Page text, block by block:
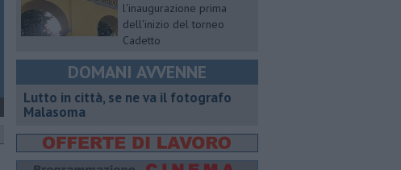
l'inaugurazione prima
dell'inizio del torneo
Cadetto
DOMANI AVVENNE
Lutto in città, se ne va il fotografo
Malasoma